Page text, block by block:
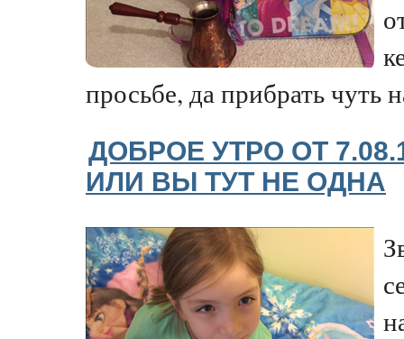
просьбе, да прибрать чуть
ДОБРОЕ УТРО ОТ
ИЛИ ВЫ ТУТ НЕ ОДНА